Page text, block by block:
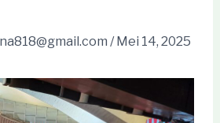
/ Mei 14, 2025